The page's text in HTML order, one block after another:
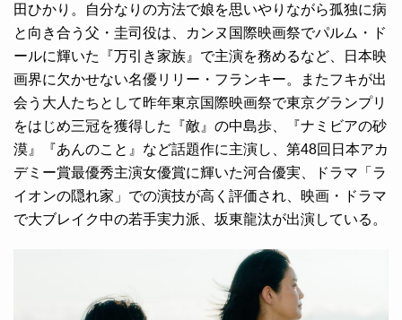
田ひかり。自分なりの方法で娘を思いやりながら孤独に病
と向き合う父・圭司役は、カンヌ国際映画祭でパルム・ド
ールに輝いた『万引き家族』で主演を務めるなど、日本映
画界に欠かせない名優リリー・フランキー。またフキが出
会う大人たちとして昨年東京国際映画祭で東京グランプリ
をはじめ三冠を獲得した『敵』の中島歩、『ナミビアの砂
漠』『あんのこと』など話題作に主演し、第48回日本アカ
デミー賞最優秀主演女優賞に輝いた河合優実、ドラマ「ラ
イオンの隠れ家」での演技が高く評価され、映画・ドラマ
で大ブレイク中の若手実力派、坂東龍汰が出演している。